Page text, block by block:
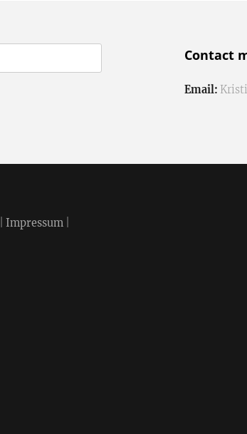
Contact
Email:
Impressum|